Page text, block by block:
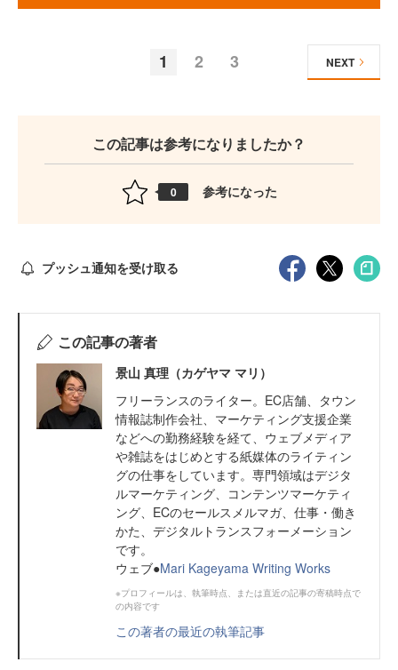
1 2 3 NEXT
この記事は参考になりましたか？
0 参考になった
プッシュ通知を受け取る
この記事の著者
景山 真理（カゲヤマ マリ）
フリーランスのライター。EC店舗、タウン
情報誌制作会社、マーケティング支援企業
などへの勤務経験を経て、ウェブメディア
や雑誌をはじめとする紙媒体のライティン
グの仕事をしています。専門領域はデジタ
ルマーケティング、コンテンツマーケティ
ング、ECのセールスメルマガ、仕事・働き
かた、デジタルトランスフォーメーション
です。
ウェブ●Mari Kageyama Writing Works
※プロフィールは、執筆時点、または直近の記事の寄稿時点で
の内容です
この著者の最近の執筆記事